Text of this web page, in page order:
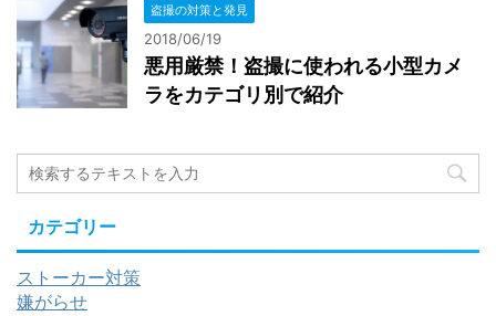
盗撮の対策と発見
2018/06/19
悪用厳禁！盗撮に使われる小型カメ
ラをカテゴリ別で紹介
カテゴリー
ストーカー対策
嫌がらせ